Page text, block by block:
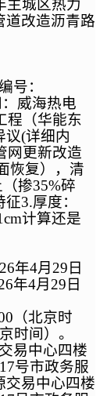
主城区热力
道改造沥青路
号：
威海热电
程（华能东
议(详细内
网更新改造
恢复），清
掺35%碎
3.厚度：
计算还是
年4月29日
年4月29日
（北京时
时间） 。
易中心四楼
号市政务服
交易中心四楼